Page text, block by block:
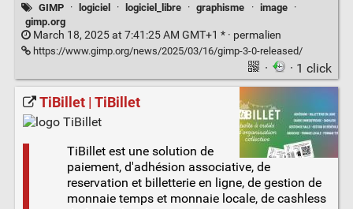
GIMP · logiciel · logiciel_libre · graphisme · image
·
gimp.org
March 18, 2025 at 7:41:25 AM GMT+1 * · permalien
https://www.gimp.org/news/2025/03/16/gimp-3-0-released/
· · 1 click
TiBillet | TiBillet
TiBillet est une solution de
paiement, d'adhésion associative, de
reservation et billetterie en ligne, de gestion de
monnaie temps et monnaie locale, de cashless